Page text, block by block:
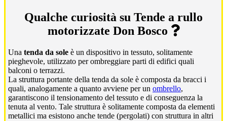
Qualche curiosità su Tende a rullo
motorizzate Don Bosco
Una tenda da sole è un dispositivo in tessuto, solitamente
pieghevole, utilizzato per ombreggiare parti di edifici quali
balconi o terrazzi.
La struttura portante della tenda da sole è composta da bracci i
quali, analogamente a quanto avviene per un ombrello,
garantiscono il tensionamento del tessuto e di conseguenza la
tenuta al vento. Tale struttura è solitamente composta da elementi
metallici ma esistono anche tende (pergolati) con struttura in altri